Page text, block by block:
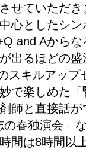
せていただ
心としたシ
and Aからな
出るほどの
スキルアップ
で楽しめた
師と直接話が
春独演会」
間は8時間以